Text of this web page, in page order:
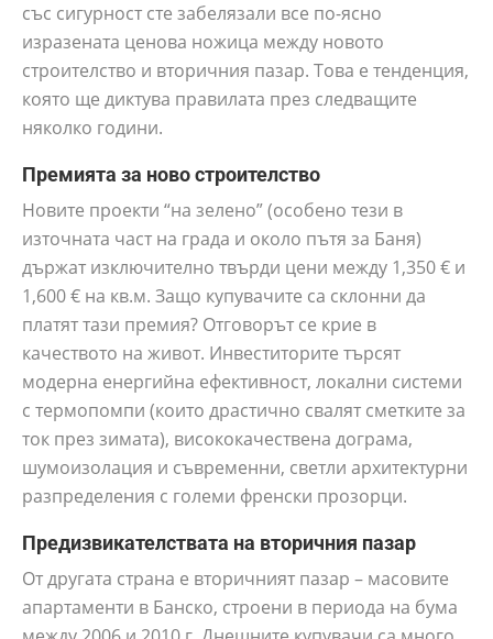
със сигурност сте забелязали все по-ясно
изразената ценова ножица между новото
строителство и вторичния пазар. Това е тенденция,
която ще диктува правилата през следващите
няколко години.
Премията за ново строителство
Новите проекти “на зелено” (особено тези в
източната част на града и около пътя за Баня)
държат изключително твърди цени между 1,350 € и
1,600 € на кв.м. Защо купувачите са склонни да
платят тази премия? Отговорът се крие в
качеството на живот. Инвеститорите търсят
модерна енергийна ефективност, локални системи
с термопомпи (които драстично свалят сметките за
ток през зимата), висококачествена дограма,
шумоизолация и съвременни, светли архитектурни
разпределения с големи френски прозорци.
Предизвикателствата на вторичния пазар
От другата страна е вторичният пазар – масовите
апартаменти в Банско, строени в периода на бума